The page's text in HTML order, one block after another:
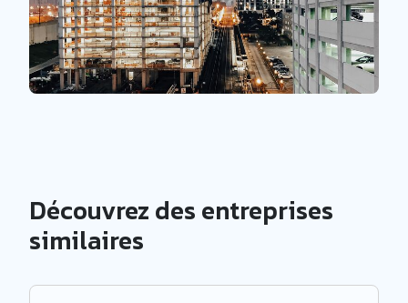
Découvrez des entreprises
similaires